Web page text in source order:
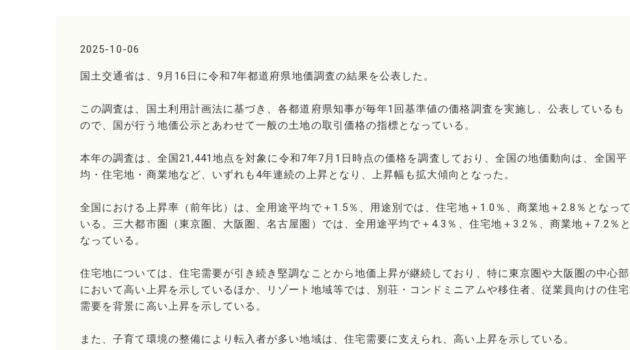
2025-10-06
国土交通省は、9月16日に令和7年都道府県地価調査の結果を公表した。
この調査は、国土利用計画法に基づき、各都道府県知事が毎年1回基準値の価格調査を実施し、公表しているも
ので、国が行う地価公示とあわせて一般の土地の取引価格の指標となっている。
本年の調査は、全国21,441地点を対象に令和7年7月1日時点の価格を調査しており、全国の地価動向は、全国平
均・住宅地・商業地など、いずれも4年連続の上昇となり、上昇幅も拡大傾向となった。
全国における上昇率（前年比）は、全用途平均で＋1.5％、用途別では、住宅地＋1.0％、商業地＋2.8％となって
いる。三大都市圏（東京圏、大阪圏、名古屋圏）では、全用途平均で＋4.3％、住宅地＋3.2％、商業地＋7.2％と
なっている。
住宅地については、住宅需要が引き続き堅調なことから地価上昇が継続しており、特に東京圏や大阪圏の中心部
において高い上昇を示しているほか、リゾート地域等では、別荘・コンドミニアムや移住者、従業員向けの住宅
需要を背景に高い上昇を示している。
また、子育て環境の整備により転入者が多い地域は、住宅需要に支えられ、高い上昇を示している。